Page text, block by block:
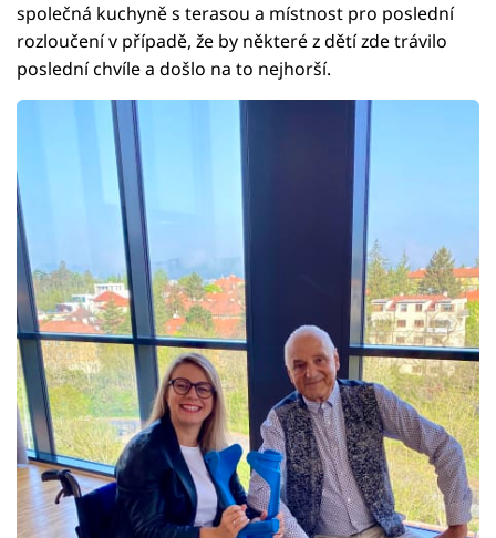
společná kuchyně s terasou a místnost pro poslední
rozloučení v případě, že by některé z dětí zde trávilo
poslední chvíle a došlo na to nejhorší.